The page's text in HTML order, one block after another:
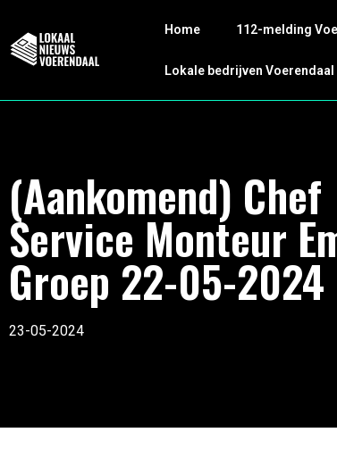
Home 112-melding
Lokale bedrijven Voerendaal
(Aankomend) Chef
Service Monteur
Groep 22-05-2024
23-05-2024